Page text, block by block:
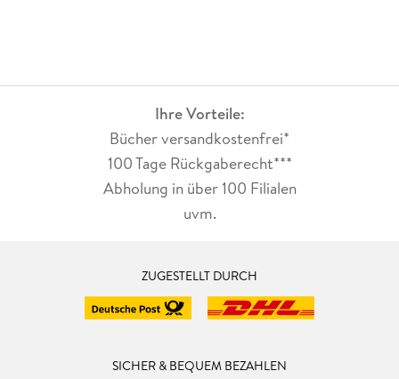
Ihre Vorteile:
Bücher versandkostenfrei*
100 Tage Rückgaberecht***
Abholung in über 100 Filialen
uvm.
ZUGESTELLT DURCH
SICHER & BEQUEM BEZAHLEN